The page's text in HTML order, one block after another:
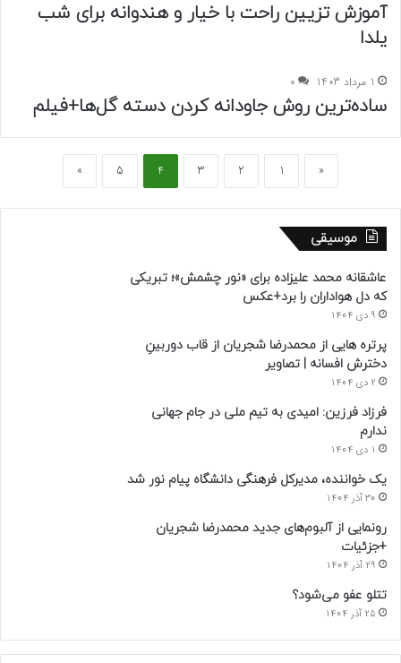
آموزش تزیین راحت با خیار و هندوانه برای شب
یلدا
1 مرداد 1403 0
ساده‌ترین روش جاودانه کردن دسته گل‌ها+فیلم
«
1
2
3
4
5
»
موسیقی
عاشقانه محمد علیزاده برای «نور چشمش»؛ تبریکی
که دل هواداران را برد+عکس
9 دی 1404
پرتره هایی از محمدرضا شجریان از قاب دوربینِ
دخترش افسانه | تصاویر
2 دی 1404
فرزاد فرزین: امیدی به تیم ملی در جام جهانی
ندارم
1 دی 1404
یک خواننده، مدیرکل فرهنگی دانشگاه پیام نور شد
30 آذر 1404
رونمایی از آلبوم‌های جدید محمدرضا شجریان
+جزئیات
29 آذر 1404
تتلو عفو می‌شود؟
25 آذر 1404